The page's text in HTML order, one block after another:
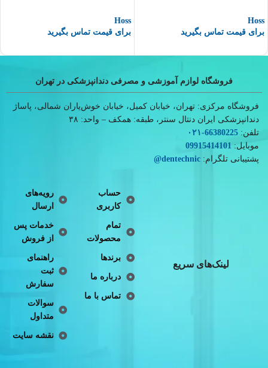
Hoss
برای قیمت تماس بگیرید
Hoss
برای قیمت تماس بگیرید
فروشگاه لوازم آموزشی و مصرفی دندانپزشکی در تهران
فروشگاه مرکزی: تهران، خیابان کمیل، خیابان خوش‌یاران شمالی، پاساژ
دندانپزشکی ایران دنتال سنتر، طبقه: همکف – واحد: ۳۸
تلفن: 66380225-۰۲۱
موبایل: 09915414101
پشتیبانی تلگرام: dentechnic
@
لینک‌های سریع
حساب
کاربری
تمام
محصولات
برندها
درباره ما
تماس با ما
رویه‌های
ارسال
خدمات پس
از فروش
راهنمای
ثبت
سفارش
سوالات
متداول
نقشه سایت